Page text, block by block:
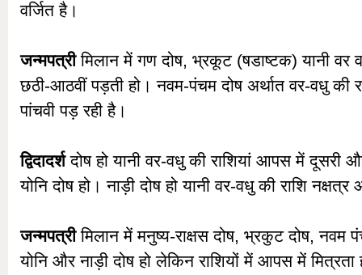
वर्जित है।
जन्मपत्रीमिलान में गण दोष, भ्रकूट (षडाष्टक) यानी वर
छठी-आठवीं पड़ती हो। नवम-पंचम दोष अर्थात वर-वधु
पांचवी पड़ रही है।
द्विदादर्शदोष हो यानी वर-वधु की राशियां आपस में दूसरी
योनि दोष हो। नाड़ी दोष हो यानी वर-वधु की राशि
जन्मपत्रीमिलान में मनुष्य-राक्षस दोष, भ्रकुट दोष, नवम
योनि और नाड़ी दोष हो लेकिन राशियों में आपस में मित्रता